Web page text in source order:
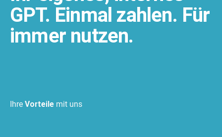
GPT. Einmal zahlen. Für
immer nutzen.
Ihre Vorteile mit uns